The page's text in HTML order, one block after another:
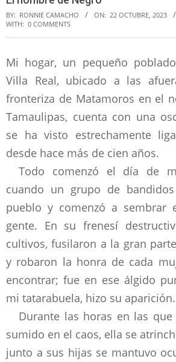
BY: RONNIE CAMACHO ON: 22 OCTUBRE, 2023
WITH: 0 COMMENTS
Mi hogar, un pequeño
Villa Real, ubicado a las
fronteriza de Matamoros en el
Tamaulipas, cuenta con una
se ha visto estrechamente
desde hace más de cien años.
Todo comenzó el día de
cuando un grupo de
pueblo y comenzó a sembrar
gente. En su frenesí
cultivos, fusilaron a la gran
y robaron la honra de cada
encontrar; fue en ese álgido
mi tatarabuela, hizo su aparición.
Durante las horas en las
sumido en el caos, ella se
junto a sus hijas se mantuvo